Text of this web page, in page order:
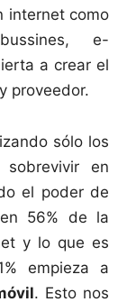
internet como
e-
a crear el
proveedor.
sólo los
sobrevivir en
el poder de
56% de la
y lo que es
empieza a
. Esto nos